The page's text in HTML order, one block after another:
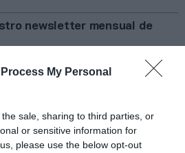
My Personal
sale, sharing to third parties, or
or sensitive information for
please use the below opt-out
newsletter mensual de
en patrocinio. En él
abordando el tema que ha
y Norteamérica en los
con directores/as de las
puedes apuntarte gratis.